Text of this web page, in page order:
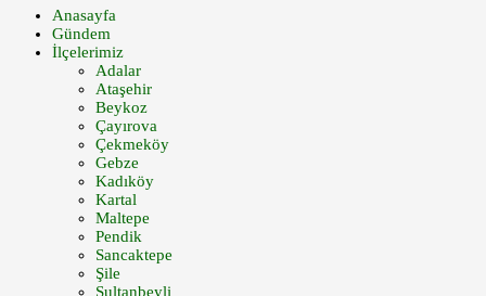
Anasayfa
Gündem
İlçelerimiz
Adalar
Ataşehir
Beykoz
Çayırova
Çekmeköy
Gebze
Kadıköy
Kartal
Maltepe
Pendik
Sancaktepe
Şile
Sultanbeyli